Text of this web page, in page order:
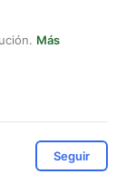
Más
Seguir